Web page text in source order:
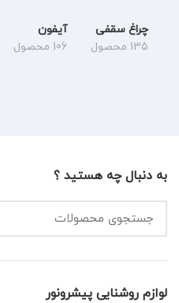
چراغ سقفی
135 محصول
آیفون
106 محصول
به دنبال چه هستید ؟
لوازم روشنایی پیشرونور